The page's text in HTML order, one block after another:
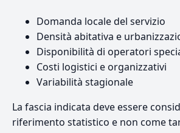
Domanda locale del servizio
Densità abitativa e
Disponibilità di operatori
Costi logistici e organizzativi
Variabilità stagionale
La fascia indicata deve essere
riferimento statistico e non come